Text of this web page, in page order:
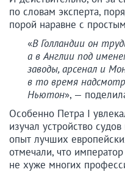
по словам эксперта,
порой наравне с
«В Голландии он
а в Англии под
заводы, арсенал и
в то время
Ньютон», —
Особенно Петра I
изучал устройство
опыт лучших
отмечали, что
не хуже многих